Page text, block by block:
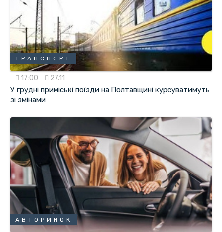
ТРАНСПОРТ
17:00 27.11
У грудні приміські поїзди на Полтавщині курсуватимуть
зі змінами
АВТОРИНОК